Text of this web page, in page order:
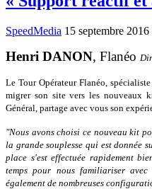
SpeedMedia 15 septembre 2016
Henri DANON, Flanéo
Le Tour Opérateur Flanéo,
migrer son site vers les nouveaux
Général, partage avec vous son
"Nous avons choisi ce nouveau kit
la grande souplesse qui est donnée
place s'est effectuée rapidement
temps pour nous familiariser
également de nombreuses